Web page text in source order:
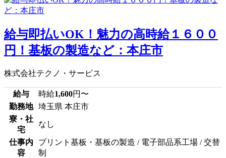
給与即払いOK！魅力の高時給１６００
円！基板の製造など：本庄市
株式会社テクノ・サービス
給与 時給1,600円〜
勤務地
埼玉県 本庄市
寮・社
宅
なし
仕事内
容
プリント基板・基板の製造 / 電子部品系工場 / 交替
制